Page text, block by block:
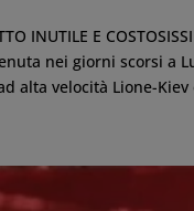
INUTILE E
tenuta nei giorni scorsi
alta velocità Lione-Kiev